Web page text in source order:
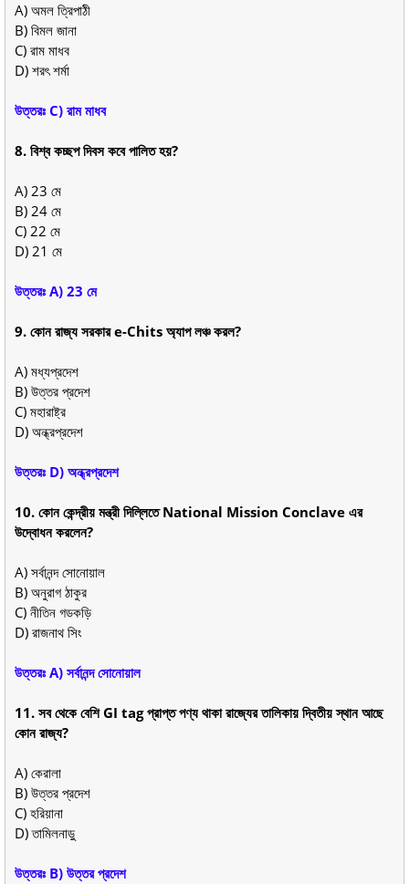
A) অমল ত্রিপাঠী
B) বিমল জানা
C) রাম মাধব
D) শরৎ শর্মা
উত্তরঃ C) রাম মাধব
8. বিশ্ব কচ্ছপ দিবস কবে পালিত হয়?
A) 23 মে
B) 24 মে
C) 22 মে
D) 21 মে
উত্তরঃ A) 23 মে
9. কোন রাজ্য সরকার e-Chits অ্যাপ লঞ্চ করল?
A) মধ্যপ্রদেশ
B) উত্তর প্রদেশ
C) মহারাষ্ট্র
D) অন্ধ্রপ্রদেশ
উত্তরঃ D) অন্ধ্রপ্রদেশ
10. কোন কেন্দ্রীয় মন্ত্রী দিল্লিতে National Mission Conclave এর
উদ্বোধন করলেন?
A) সর্বানন্দ সোনোয়াল
B) অনুরাগ ঠাকুর
C) নীতিন গডকড়ি
D) রাজনাথ সিং
উত্তরঃ A) সর্বানন্দ সোনোয়াল
11. সব থেকে বেশি GI tag প্রাপ্ত পণ্য থাকা রাজ্যের তালিকায় দ্বিতীয় স্থান আছে
কোন রাজ্য?
A) কেরালা
B) উত্তর প্রদেশ
C) হরিয়ানা
D) তামিলনাড়ু
উত্তরঃ B) উত্তর প্রদেশ